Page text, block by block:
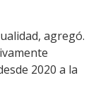
agregó.
2020 a la